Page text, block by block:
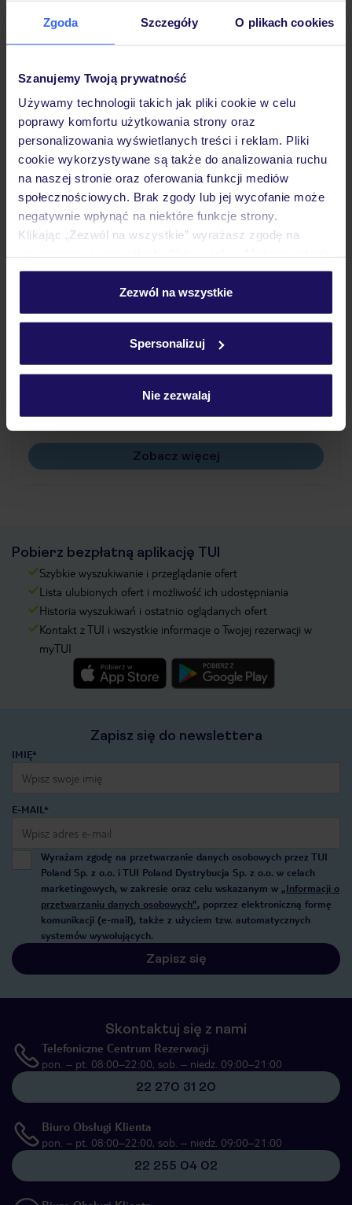
Zgoda Szczegóły O plikach cookies
Szanujemy Twoją prywatność
Używamy technologii takich jak pliki cookie w celu
poprawy komfortu użytkowania strony oraz
personalizowania wyświetlanych treści i reklam. Pliki
cookie wykorzystywane są także do analizowania ruchu
na naszej stronie oraz oferowania funkcji mediów
społecznościowych. Brak zgody lub jej wycofanie może
negatywnie wpłynąć na niektóre funkcje strony.
Klikając „Zezwól na wszystkie” wyrażasz zgodę na
personalizować swój wybór wchodząc w zakładkę
Szczegółowe informacje o plikach cookie znajdziesz
Zezwól na wszystkie
Spersonalizuj
Nie zezwalaj
Hotel
Pokoje
Wyżywienie
Atrakcje
Ważne informacje
Często zadawane pytania
Jak zmienić uczestników/osobę zgłaszającą?
Czy w Hotelu będzie przedstawiciel TUI?
Zobacz więcej
Pobierz bezpłatną aplikację TUI
Szybkie wyszukiwanie i przeglądanie ofert
Lista ulubionych ofert i możliwość ich udostępniania
Historia wyszukiwań i ostatnio oglądanych ofert
Kontakt z TUI i wszystkie informacje o Twojej rezerwacji w
myTUI
Zapisz się do newslettera
IMIĘ*
E-MAIL*
Wyrażam zgodę na przetwarzanie danych osobowych przez TUI
Poland Sp. z o.o. i TUI Poland Dystrybucja Sp. z o.o. w celach
marketingowych, w zakresie oraz celu wskazanym w „Informacji o
przetwarzaniu danych osobowych”, poprzez elektroniczną formę
komunikacji (e-mail), także z użyciem tzw. automatycznych
systemów wywołujących.
Zapisz się
Skontaktuj się z nami
Telefoniczne Centrum Rezerwacji
pon. – pt. 08:00–22:00, sob. – niedz. 09:00–21:00
22 270 31 20
Biuro Obsługi Klienta
pon. – pt. 08:00–22:00, sob. – niedz. 09:00–21:00
22 255 04 02